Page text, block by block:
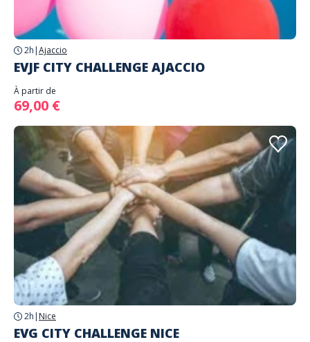
2h |Ajaccio
EVJF CITY CHALLENGE AJACCIO
À partir de
69,00 €
2h | Nice
EVG CITY CHALLENGE NICE